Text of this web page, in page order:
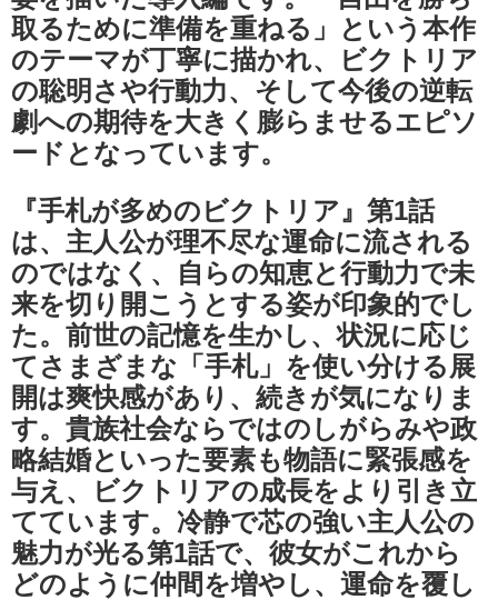
取るために準備を重ねる」という本作
のテーマが丁寧に描かれ、ビクトリア
の聡明さや行動力、そして今後の逆転
劇への期待を大きく膨らませるエピソ
ードとなっています。
『手札が多めのビクトリア』第1話
は、主人公が理不尽な運命に流される
のではなく、自らの知恵と行動力で未
来を切り開こうとする姿が印象的でし
た。前世の記憶を生かし、状況に応じ
てさまざまな「手札」を使い分ける展
開は爽快感があり、続きが気になりま
す。貴族社会ならではのしがらみや政
略結婚といった要素も物語に緊張感を
与え、ビクトリアの成長をより引き立
てています。冷静で芯の強い主人公の
魅力が光る第1話で、彼女がこれから
どのように仲間を増やし、運命を覆し